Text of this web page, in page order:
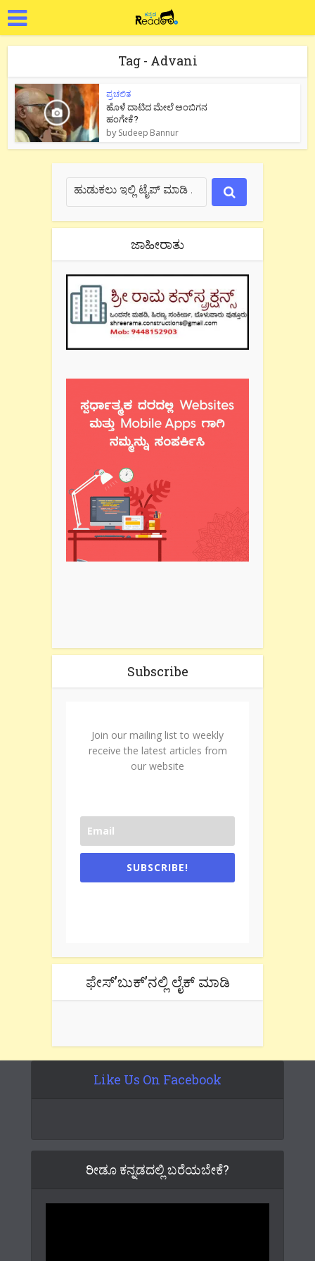
Tag - Advani
ಪ್ರಚಲಿತ
ಹೊಳೆ ದಾಟಿದ ಮೇಲೆ ಅಂಬಿಗನ
ಹಂಗೇಕೆ?
bySudeep Bannur
ಜಾಹೀರಾತು
Subscribe
Join our mailing list to weekly
receive the latest articles from
our website
SUBSCRIBE!
ಫೇಸ್’ಬುಕ್’ನಲ್ಲಿ ಲೈಕ್ ಮಾಡಿ
Like Us On Facebook
ರೀಡೂ ಕನ್ನಡದಲ್ಲಿ ಬರೆಯಬೇಕೆ?